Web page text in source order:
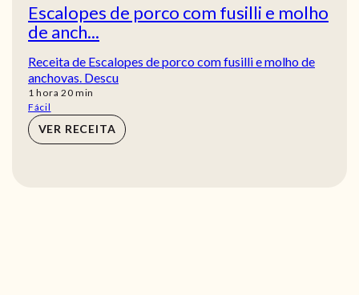
Escalopes de porco com fusilli e molho
de anch...
Receita de Escalopes de porco com fusilli e molho de
anchovas. Descu
1 hora
hora 20min
min
Fácil
VER RECEITA